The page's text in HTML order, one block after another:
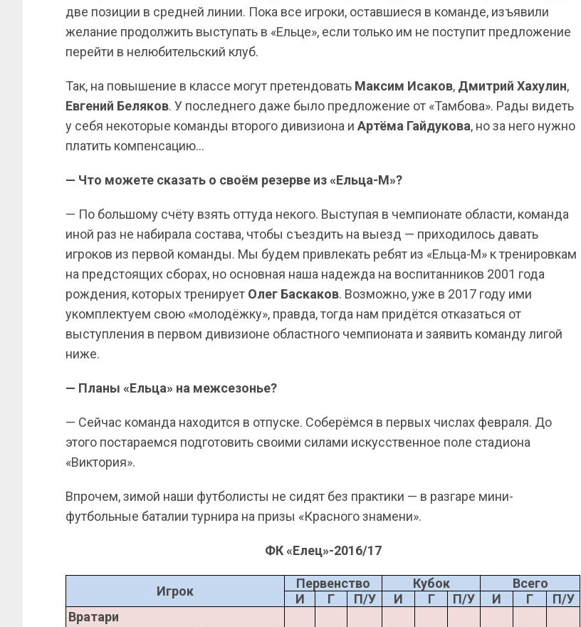
две позиции в средней линии. Пока все игроки, оставшиеся в команде, изъявили
желание продолжить выступать в «Ельце», если только им не поступит предложение
перейти в нелюбительский клуб.
Так, на повышение в классе могут претендовать Максим Исаков, Дмитрий Хахулин,
Евгений Беляков. У последнего даже было предложение от «Тамбова». Рады видеть
у себя некоторые команды второго дивизиона и Артёма Гайдукова, но за него нужно
платить компенсацию…
— Что можете сказать о своём резерве из «Ельца-М»?
— По большому счёту взять оттуда некого. Выступая в чемпионате области, команда
иной раз не набирала состава, чтобы съездить на выезд — приходилось давать
игроков из первой команды. Мы будем привлекать ребят из «Ельца-М» к тренировкам
на предстоящих сборах, но основная наша надежда на воспитанников 2001 года
рождения, которых тренирует Олег Баскаков. Возможно, уже в 2017 году ими
укомплектуем свою «молодёжку», правда, тогда нам придётся отказаться от
выступления в первом дивизионе областного чемпионата и заявить команду лигой
ниже.
— Планы «Ельца» на межсезонье?
— Сейчас команда находится в отпуске. Соберёмся в первых числах февраля. До
этого постараемся подготовить своими силами искусственное поле стадиона
«Виктория».
Впрочем, зимой наши футболисты не сидят без практики — в разгаре мини-
футбольные баталии турнира на призы «Красного знамени».
ФК «Елец»-2016/17
Игрок
Первенство Кубок
Всего
И
Г П/У И Г П/У И Г
П/У
Вратари